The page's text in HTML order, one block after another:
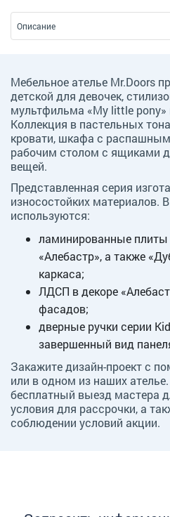
Описание
Мебельное ателье Mr.Doors
детской для девочек,
мультфильма «My little pony»
Коллекция в пастельных
кровати, шкафа с
рабочим столом с ящиками
вещей.
Представленная серия
износостойких материалов.
используются:
ламинированные
«Алебастр», а также
каркаса;
ЛДСП в декоре
фасадов;
дверные ручки серии
завершенный вид
Закажите дизайн-проект с
или в одном из наших
бесплатный выезд мастера
условия для рассрочки, а
соблюдении условий акции.